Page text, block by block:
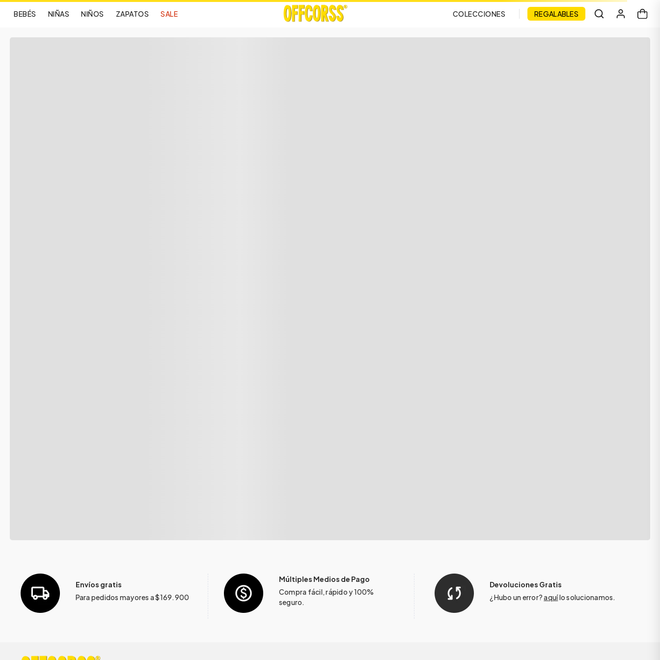
BEBÉS NIÑAS NIÑOS ZAPATOS SALE COLECCIONES REGALABLES
Envíos gratis
Para pedidos mayores a $169.900
Múltiples Medios de Pago
Compra fácil, rápido y 100%
seguro.
Devoluciones Gratis
¿Hubo un error?aquílo solucionamos.